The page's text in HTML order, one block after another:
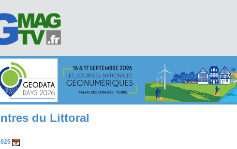
du Littoral